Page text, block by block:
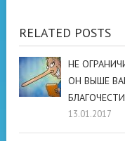
RELATED POSTS
НЕ
ОН ВЫШЕ
13.01.2017